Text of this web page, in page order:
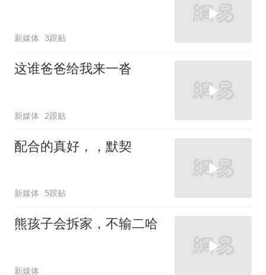
新媒体 3跟贴
这谁爸爸给我来一沓
新媒体 2跟贴
配合的真好，，默契
新媒体 5跟贴
熊孩子会拆家，不输二哈
新媒体